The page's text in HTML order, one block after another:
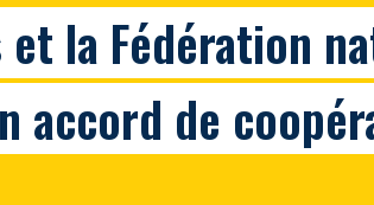
la Fédération
accord de